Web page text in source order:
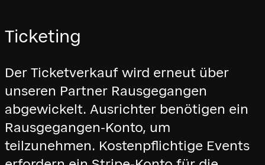
Ticketing
Der Ticketverkauf wird erneut über
unseren Partner Rausgegangen
abgewickelt. Ausrichter benötigen ein
Rausgegangen-Konto, um
teilzunehmen. Kostenpflichtige Events